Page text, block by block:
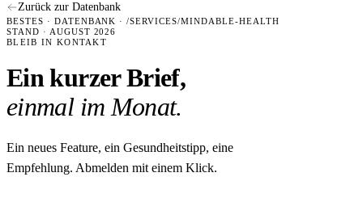
Zurück zur Datenbank
BESTES · DATENBANK · /SERVICES/MINDABLE-HEALTH
STAND · AUGUST 2026
BLEIB IN KONTAKT
Ein kurzer Brief,
einmal im Monat.
Ein neues Feature, ein Gesundheitstipp, eine
Empfehlung. Abmelden mit einem Klick.